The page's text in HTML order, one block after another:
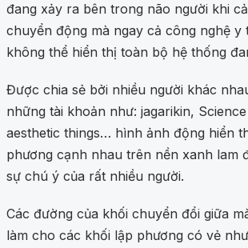
đang xảy ra bên trong não người khi
chuyển động mà ngay cả công nghệ y
không thể hiển thị toàn bộ hệ thống
Được chia sẻ bởi nhiều người khác
những tài khoản như: jagarikin,
aesthetic things… hình ảnh động hiển
phương cạnh nhau trên nền xanh lam
sự chú ý của rất nhiều người.
Các đường của khối chuyển đổi giữa
làm cho các khối lập phương có vẻ